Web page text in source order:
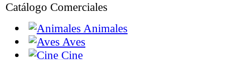
Catálogo Comerciales
Animales
Aves
Cine